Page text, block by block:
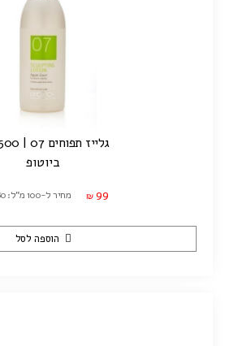
גלייז תפוחים 07 | 500 מ"ל
ביוטופ
₪ 99 מחיר ל-100 מ"ל: ₪19.80
הוספה לסל